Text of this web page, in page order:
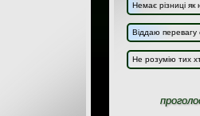
Немає різниці як
Віддаю
Не розумію тих